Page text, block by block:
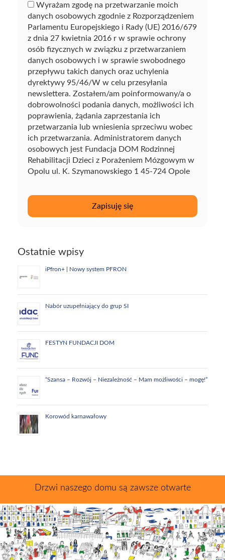
Wyrażam zgodę na przetwarzanie moich
danych osobowych zgodnie z Rozporządzeniem
Parlamentu Europejskiego i Rady (UE) 2016/679
z dnia 27 kwietnia 2016 r w sprawie ochrony
osób fizycznych w związku z przetwarzaniem
danych osobowych i w sprawie swobodnego
przepływu takich danych oraz uchylenia
dyrektywy 95/46/W w celu przesyłania
newslettera. Zostałem/am poinformowany/a o
dobrowolności podania danych, możliwości ich
poprawienia, żądania zaprzestania ich
przetwarzania lub wniesienia sprzeciwu wobec
ich przetwarzania. Administratorem danych
osobowych jest Fundacja DOM Rodzinnej
Rehabilitacji Dzieci z Porażeniem Mózgowym w
Opolu ul. K. Szymanowskiego 1 45-724 Opole
Ostatnie wpisy
iPfron+ | Nowy system PFRON
Nabór uzupełniający do grup SI
FESTYN FUNDACJI DOM
“Szansa – Rozwój – Niezależność – Mam możliwości – mogę!”
Korowód karnawałowy
Drzwi naszego domu są zawsze otwarte